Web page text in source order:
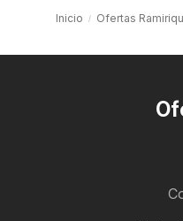
Inicio Ofertas